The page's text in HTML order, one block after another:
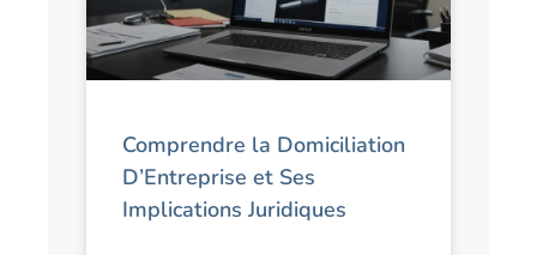
Comprendre la Domiciliation
D’Entreprise et Ses
Implications Juridiques